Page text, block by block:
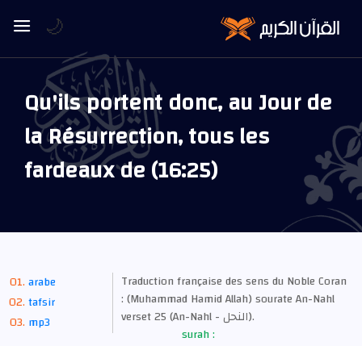
Qu'ils portent donc, au Jour de
la Résurrection, tous les
fardeaux de (16:25)
arabe
tafsir
mp3
Traduction française des sens du Noble Coran
: (Muhammad Hamid Allah) sourate An-Nahl
verset 25 (An-Nahl - النحل).
surah :
🌙